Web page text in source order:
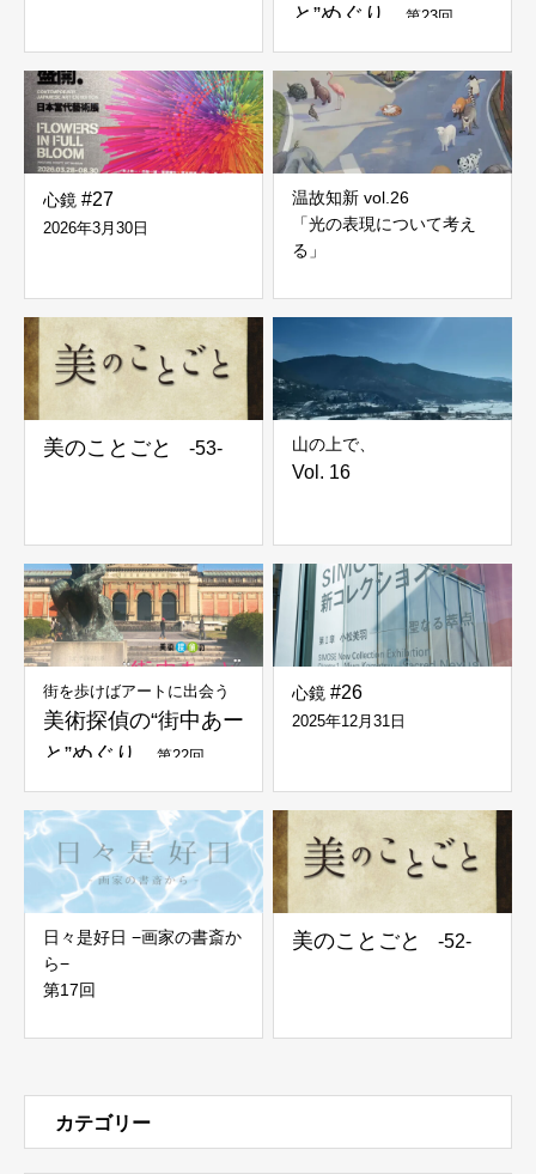
と”めぐり
第23回
心鏡 #27
2026年3月30日
温故知新 vol.26
「光の表現について考え
る」
美のことごと -53- 山の上で、
Vol. 16
街を歩けばアートに出会う
美術探偵の“街中あー
と”めぐり
第22回
心鏡 #26
2025年12月31日
日々是好日 −画家の書斎か
ら−
第17回
美のことごと -52-
カテゴリー